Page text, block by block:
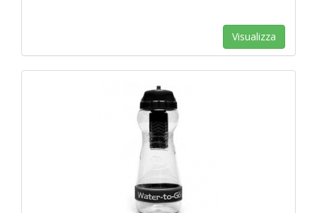
Visualizza